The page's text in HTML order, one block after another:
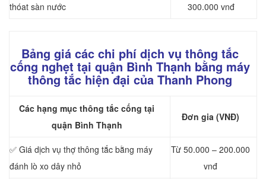
thóat sàn nước
300.000 vnđ
Bảng giá các chi phí dịch vụ thông tắc
cống nghẹt tại quận Bình Thạnh bằng máy
thông tắc hiện đại của Thanh Phong
Các hạng mục thông tắc cống tại
quận Bình Thạnh
Đơn gia (VNĐ)
✅ Giá dịch vụ thợ thông tắc bằng máy
đánh lò xo dây nhỏ
Từ 50.000 – 200.000
vnđ